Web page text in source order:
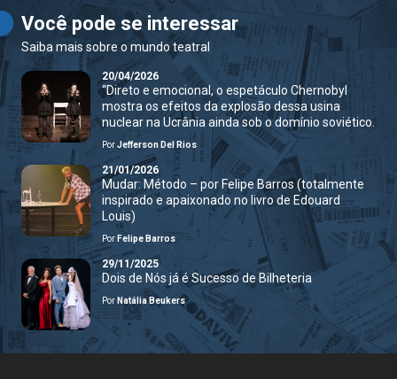
Você pode se interessar
Saiba mais sobre o mundo teatral
20/04/2026
“Direto e emocional, o espetáculo Chernobyl
mostra os efeitos da explosão dessa usina
nuclear na Ucrânia ainda sob o domínio soviético.
PorJefferson Del Rios
21/01/2026
Mudar: Método – por Felipe Barros (totalmente
inspirado e apaixonado no livro de Edouard
Louis)
Por Felipe Barros
29/11/2025
Dois de Nós já é Sucesso de Bilheteria
Por Natália Beukers